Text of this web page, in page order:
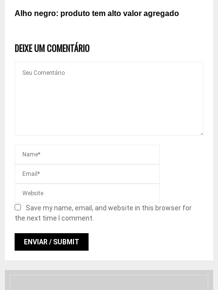
Alho negro: produto tem alto valor agregado
DEIXE UM COMENTÁRIO
Save my name, email, and website in this browser for
the next time I comment.